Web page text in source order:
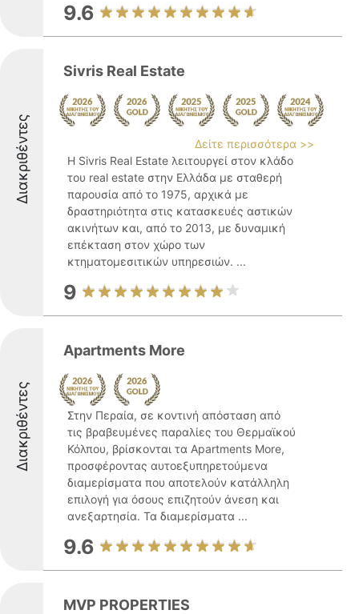
9.6
Διακριθέντες
Sivris Real Estate
Δείτε περισσότερα >>
Η Sivris Real Estate λειτουργεί στον κλάδο
του real estate στην Ελλάδα με σταθερή
παρουσία από το 1975, αρχικά με
δραστηριότητα στις κατασκευές αστικών
ακινήτων και, από το 2013, με δυναμική
επέκταση στον χώρο των
κτηματομεσιτικών υπηρεσιών. ...
9
Διακριθέντες
Apartments More
Στην Περαία, σε κοντινή απόσταση από
τις βραβευμένες παραλίες του Θερμαϊκού
Κόλπου, βρίσκονται τα Apartments More,
προσφέροντας αυτοεξυπηρετούμενα
διαμερίσματα που αποτελούν κατάλληλη
επιλογή για όσους επιζητούν άνεση και
ανεξαρτησία. Τα διαμερίσματα ...
9.6
MVP PROPERTIES